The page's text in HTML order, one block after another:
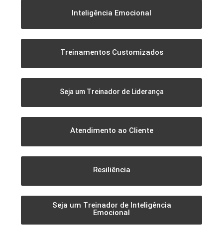
Inteligência Emocional
Treinamentos Customizados
Seja um Treinador de Liderança
Atendimento ao Cliente
Resiliência
Seja um Treinador de Inteligência
Emocional